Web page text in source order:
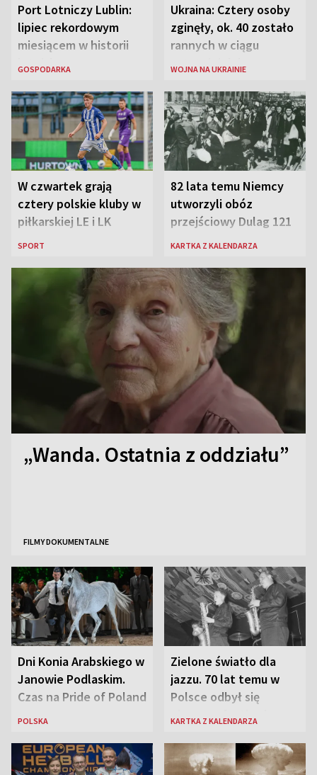
Port Lotniczy Lublin:
lipiec rekordowym
miesiącem w historii
lotniska
GOSPODARKA
Ukraina: Cztery osoby
zginęły, ok. 40 zostało
rannych w ciągu
ostatniej doby w
WOJNA NA UKRAINIE
W czwartek grają
cztery polskie kluby w
piłkarskiej LE i LK
SPORT
82 lata temu Niemcy
utworzyli obóz
przejściowy Dulag 121
KARTKA Z KALENDARZA
„Wanda. Ostatnia z oddziału”
FILMY DOKUMENTALNE
Dni Konia Arabskiego w
Janowie Podlaskim.
Czas na Pride of Poland
POLSKA
Zielone światło dla
jazzu. 70 lat temu w
Polsce odbył się
pierwszy festiwal
KARTKA Z KALENDARZA